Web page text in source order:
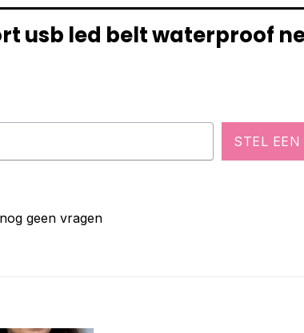
usb led belt waterproof
STEL EEN
geen vragen